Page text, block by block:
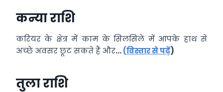
कन्या राशि
करियर के क्षेत्र में काम के सिलसिले में आपके हाथ से
अच्‍छे अवसर छूट सकते हैं और…(विस्तार से पढ़ें)
तुला राशि